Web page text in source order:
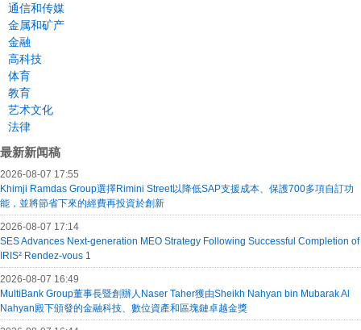
通信和传媒
金属和矿产
金融
高科技
体育
教育
艺术文化
法律
最新新闻稿
2026-08-07 17:55
Khimji Ramdas Group選擇Rimini Street以降低SAP支援成本、保護700多項自訂功
能，並將節省下來的經費再投資於創新
2026-08-07 17:14
SES Advances Next-generation MEO Strategy Following Successful Completion of
IRIS² Rendez-vous 1
2026-08-07 16:49
MultiBank Group董事長暨創辦人Naser Taher獲由Sheikh Nahyan bin Mubarak Al
Nahyan殿下頒發的金融科技、數位資產和區塊鏈卓越金獎